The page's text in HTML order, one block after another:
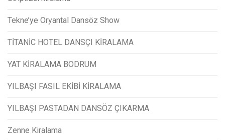
Tekne’ye Oryantal Dansöz Show
TİTANİC HOTEL DANSÇI KİRALAMA
YAT KİRALAMA BODRUM
YILBAŞI FASIL EKİBİ KİRALAMA
YILBAŞI PASTADAN DANSÖZ ÇIKARMA
Zenne Kiralama